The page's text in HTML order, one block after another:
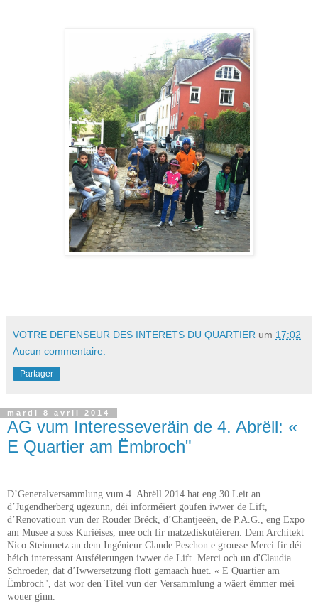
VOTRE DEFENSEUR DES INTERETS DU QUARTIER um 17:02
Aucun commentaire:
Partager
mardi 8 avril 2014
AG vum Interesseveräin de 4. Abrëll: «
E Quartier am Ëmbroch"
D’Generalversammlung vum 4. Abrëll 2014 hat eng 30 Leit an
d’Jugendherberg ugezunn, déi informéiert goufen iwwer de Lift,
d’Renovatioun vun der Rouder Bréck, d’Chantjeeën, de P.A.G., eng Expo
am Musee a soss Kuriéises, mee och fir matzediskutéieren. Dem Architekt
Nico Steinmetz an dem Ingénieur Claude Peschon e grousse Merci fir déi
héich interessant Ausféierungen iwwer de Lift. Merci och un d'Claudia
Schroeder, dat d’Iwwersetzung flott gemaach huet. « E Quartier am
Ëmbroch", dat wor den Titel vun der Versammlung a wäert ëmmer méi
wouer ginn.